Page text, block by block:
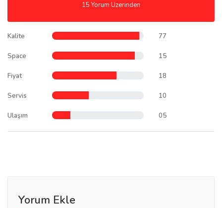
15 Yorum Uzerinden
Kalite 77
Space 15
Fiyat 18
Servis 10
Ulaşım 05
Yorum Ekle